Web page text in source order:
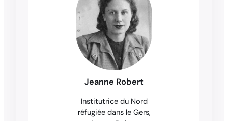
Jeanne Robert
Institutrice du Nord
réfugiée dans le Gers,